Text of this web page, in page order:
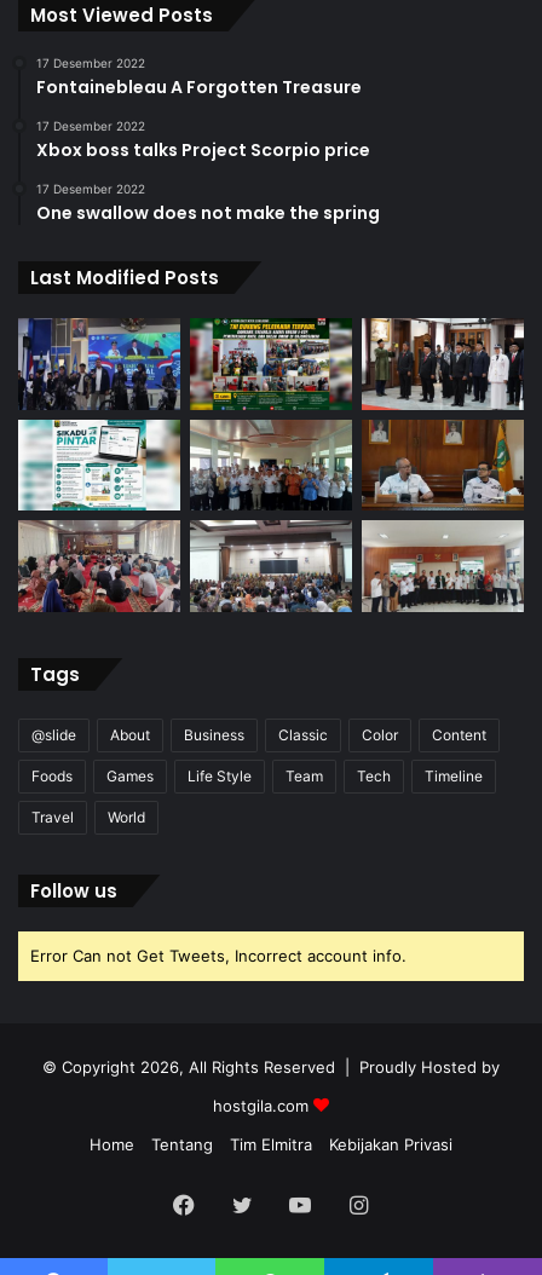
Most Viewed Posts
17 Desember 2022
Fontainebleau A Forgotten Treasure
17 Desember 2022
Xbox boss talks Project Scorpio price
17 Desember 2022
One swallow does not make the spring
Last Modified Posts
Tags
@slide About Business Classic Color Content
Foods Games Life Style Team Tech Timeline
Travel World
Follow us
Error Can not Get Tweets, Incorrect account info.
© Copyright 2026, All Rights Reserved | Proudly Hosted by
hostgila.com
Home
Tentang Tim Elmitra Kebijakan Privasi
Facebook
TwitterYouTubeInstagram